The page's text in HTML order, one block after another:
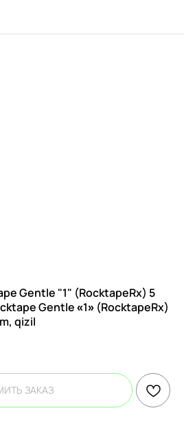
Gentle "1" (RocktapeRх) 5
Gentle «1» (RocktapeRx)
qizil
ЗАКАЗ